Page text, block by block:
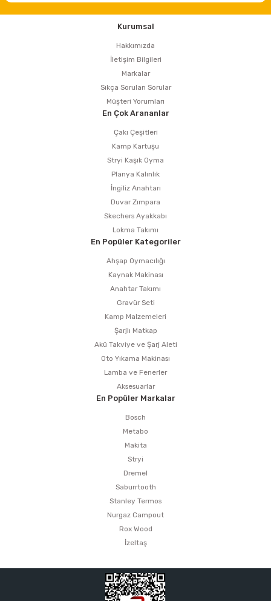
Kurumsal
Hakkımızda
İletişim Bilgileri
Markalar
Sıkça Sorulan Sorular
Müşteri Yorumları
En Çok Arananlar
Çakı Çeşitleri
Kamp Kartuşu
Stryi Kaşık Oyma
Planya Kalınlık
İngiliz Anahtarı
Duvar Zımpara
Skechers Ayakkabı
Lokma Takımı
En Popüler Kategoriler
Ahşap Oymacılığı
Kaynak Makinası
Anahtar Takımı
Gravür Seti
Kamp Malzemeleri
Şarjlı Matkap
Akü Takviye ve Şarj Aleti
Oto Yıkama Makinası
Lamba ve Fenerler
Aksesuarlar
En Popüler Markalar
Bosch
Metabo
Makita
Stryi
Dremel
Saburrtooth
Stanley Termos
Nurgaz Campout
Rox Wood
İzeltaş